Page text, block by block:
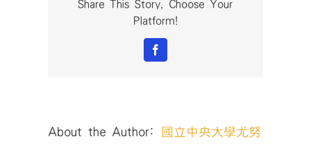
創
紀
Share This Story, Choose Your
Platform!
Facebook
About the Author:
國立中央大學尤努